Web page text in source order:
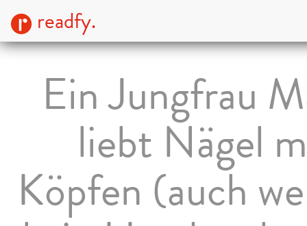
readfy.
Ein Jungfrau
liebt Nägel
Köpfen (auch